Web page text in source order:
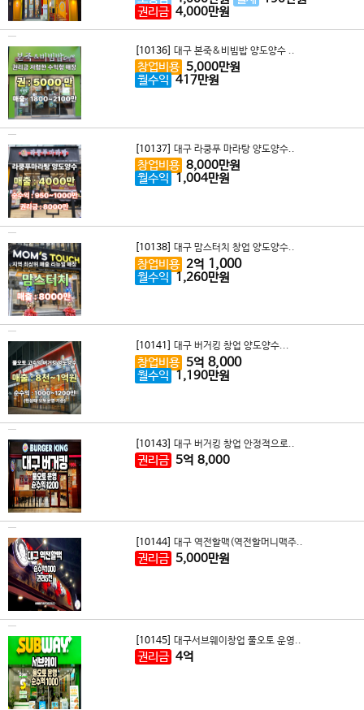
권리금 4,000만원
[10136] 대구 본죽&비빔밥 양도양수 ..
창업비용 5,000만원
월수익 417만원
[10137] 대구 라쿵푸 마라탕 양도양수..
창업비용 8,000만원
월수익 1,004만원
[10138] 대구 맘스터치 창업 양도양수..
창업비용 2억 1,000
월수익 1,260만원
[10141] 대구 버거킹 창업 양도양수...
창업비용 5억 8,000
월수익 1,190만원
[10143] 대구 버거킹 창업 안정적으로..
권리금 5억 8,000
[10144] 대구 역전할맥(역전할머니맥주..
권리금 5,000만원
[10145] 대구서브웨이창업 풀오토 운영..
권리금 4억